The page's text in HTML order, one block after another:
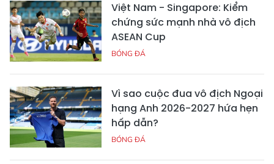
Việt Nam - Singapore: Kiểm
chứng sức mạnh nhà vô địch
ASEAN Cup
BÓNG ĐÁ
Vì sao cuộc đua vô địch Ngoại
hạng Anh 2026-2027 hứa hẹn
hấp dẫn?
BÓNG ĐÁ